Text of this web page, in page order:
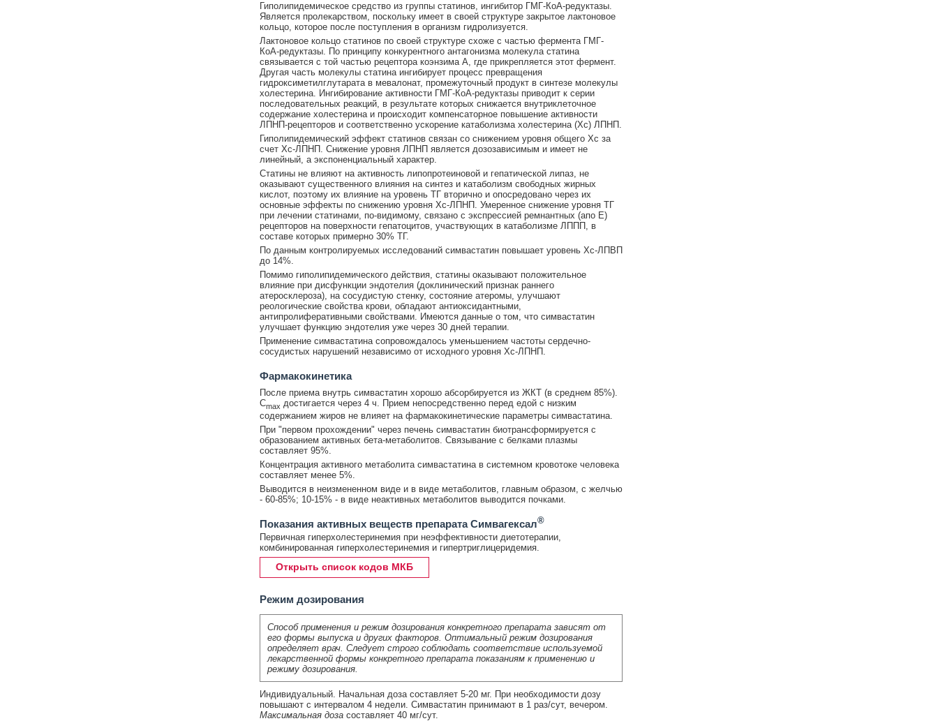
Гиполипидемическое средство из группы статинов, ингибитор ГМГ-КоА-редуктазы.
Является пролекарством, поскольку имеет в своей структуре закрытое лактоновое
кольцо, которое после поступления в организм гидролизуется.
Лактоновое кольцо статинов по своей структуре схоже с частью фермента ГМГ-
КоА-редуктазы. По принципу конкурентного антагонизма молекула статина
связывается с той частью рецептора коэнзима А, где прикрепляется этот фермент.
Другая часть молекулы статина ингибирует процесс превращения
гидроксиметилглутарата в мевалонат, промежуточный продукт в синтезе молекулы
холестерина. Ингибирование активности ГМГ-КоА-редуктазы приводит к серии
последовательных реакций, в результате которых снижается внутриклеточное
содержание холестерина и происходит компенсаторное повышение активности
ЛПНП-рецепторов и соответственно ускорение катаболизма холестерина (Xc) ЛПНП.
Гиполипидемический эффект статинов связан со снижением уровня общего Хс за
счет Хс-ЛПНП. Снижение уровня ЛПНП является дозозависимым и имеет не
линейный, а экспоненциальный характер.
Статины не влияют на активность липопротеиновой и гепатической липаз, не
оказывают существенного влияния на синтез и катаболизм свободных жирных
кислот, поэтому их влияние на уровень ТГ вторично и опосредовано через их
основные эффекты по снижению уровня Хс-ЛПНП. Умеренное снижение уровня ТГ
при лечении статинами, по-видимому, связано с экспрессией ремнантных (апо Е)
рецепторов на поверхности гепатоцитов, участвующих в катаболизме ЛППП, в
составе которых примерно 30% ТГ.
По данным контролируемых исследований симвастатин повышает уровень Хс-ЛПВП
до 14%.
Помимо гиполипидемического действия, статины оказывают положительное
влияние при дисфункции эндотелия (доклинический признак раннего
атеросклероза), на сосудистую стенку, состояние атеромы, улучшают
реологические свойства крови, обладают антиоксидантными,
антипролиферативными свойствами. Имеются данные о том, что симвастатин
улучшает функцию эндотелия уже через 30 дней терапии.
Применение симвастатина сопровождалось уменьшением частоты сердечно-
сосудистых нарушений независимо от исходного уровня Хс-ЛПНП.
Фармакокинетика
После приема внутрь симвастатин хорошо абсорбируется из ЖКТ (в среднем 85%).
Cmax достигается через 4 ч. Прием непосредственно перед едой с низким
содержанием жиров не влияет на фармакокинетические параметры симвастатина.
При "первом прохождении" через печень симвастатин биотрансформируется с
образованием активных бета-метаболитов. Связывание с белками плазмы
составляет 95%.
Концентрация активного метаболита симвастатина в системном кровотоке человека
составляет менее 5%.
Выводится в неизмененном виде и в виде метаболитов, главным образом, с желчью
- 60-85%; 10-15% - в виде неактивных метаболитов выводится почками.
Показания активных веществ препарата Симвагексал®
Первичная гиперхолестеринемия при неэффективности диетотерапии,
комбинированная гиперхолестеринемия и гипертриглицеридемия.
Открыть список кодов МКБ
Режим дозирования
Способ применения и режим дозирования конкретного препарата зависят от
его формы выпуска и других факторов. Оптимальный режим дозирования
определяет врач. Следует строго соблюдать соответствие используемой
лекарственной формы конкретного препарата показаниям к применению и
режиму дозирования.
Индивидуальный. Начальная доза составляет 5-20 мг. При необходимости дозу
повышают с интервалом 4 недели. Симвастатин принимают в 1 раз/сут, вечером.
Максимальная дозасоставляет 40 мг/сут.